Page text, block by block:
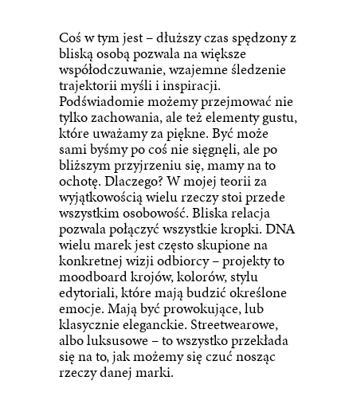
Coś w tym jest – dłuższy czas spędzony z
bliską osobą pozwala na większe
współodczuwanie, wzajemne śledzenie
trajektorii myśli i inspiracji.
Podświadomie możemy przejmować nie
tylko zachowania, ale też elementy gustu,
które uważamy za piękne. Być może
sami byśmy po coś nie sięgnęli, ale po
bliższym przyjrzeniu się, mamy na to
ochotę. Dlaczego? W mojej teorii za
wyjątkowością wielu rzeczy stoi przede
wszystkim osobowość. Bliska relacja
pozwala połączyć wszystkie kropki. DNA
wielu marek jest często skupione na
konkretnej wizji odbiorcy – projekty to
moodboard krojów, kolorów, stylu
edytoriali, które mają budzić określone
emocje. Mają być prowokujące, lub
klasycznie eleganckie. Streetwearowe,
albo luksusowe – to wszystko przekłada
się na to, jak możemy się czuć nosząc
rzeczy danej marki.